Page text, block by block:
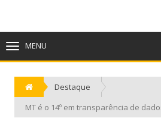
MENU
Destaque
MT é o 14º em transparência de